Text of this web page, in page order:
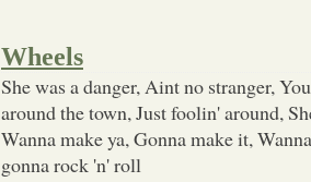
Wheels
She was a danger, Aint no stranger,
around the town, Just foolin' around,
Wanna make ya, Gonna make it,
gonna rock 'n' roll